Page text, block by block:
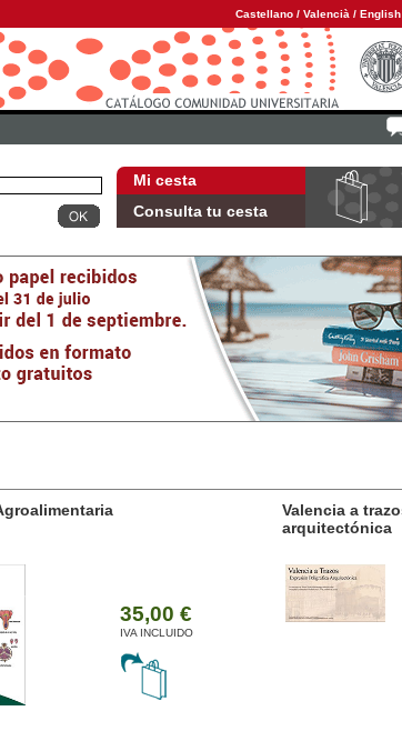
Castellano / Valencià / English
Mi cesta
Consulta tu cesta
Valencia a trazos: expresión poligráfica